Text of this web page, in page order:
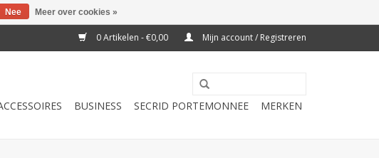
0 Artikelen - €0,00 Mijn account / Registreren
BUSINESS SECRID PORTEMONNEE MERKEN
Nee Meer over cookies »